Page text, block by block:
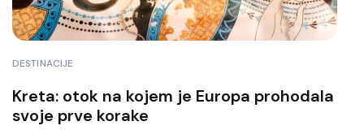
DESTINACIJE
Kreta: otok na kojem je Europa prohodala
svoje prve korake